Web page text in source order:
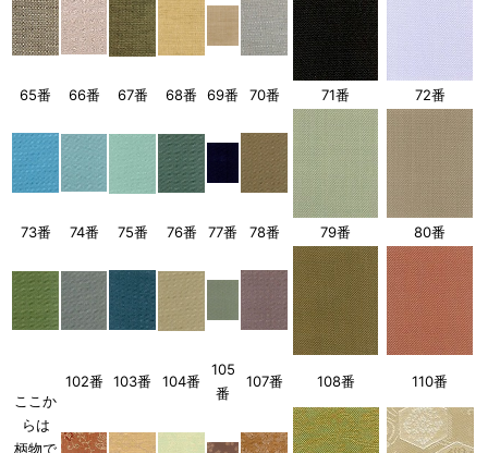
65番 66番 67番 68番 69番 70番 71番 72番
73番 74番 75番 76番 77番 78番 79番 80番
ここか
らは
柄物で
102番 103番 104番
105
番
107番 108番 110番